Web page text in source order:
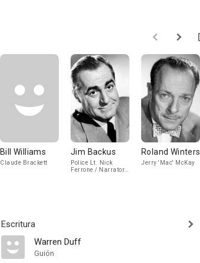
Bill Williams
Claude Brackett
Jim Backus
Police Lt. Nick
Ferrone / Narrator
Roland Winters
Jerry 'Mac' McKay
Escritura
Warren Duff
Guión